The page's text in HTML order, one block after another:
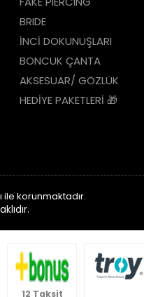
BRIDE
İNCİ DOKUNUŞLARI
BONCUK ÇANTA
AKSESUAR/ GÖZLÜK
HEDİYE PAKETLERİ 🎁
ile korunmaktadır.
12 Taksit